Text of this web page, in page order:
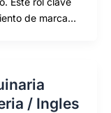
de marca…
/ Ingles